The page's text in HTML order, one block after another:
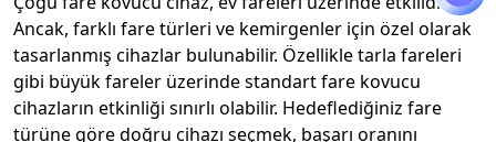
Ancak, farklı fare türleri ve kemirgenler için özel olarak
tasarlanmış cihazlar bulunabilir. Özellikle tarla fareleri
gibi büyük fareler üzerinde standart fare kovucu
cihazların etkinliği sınırlı olabilir. Hedeflediğiniz fare
türüne göre doğru cihazı seçmek, başarı oranını